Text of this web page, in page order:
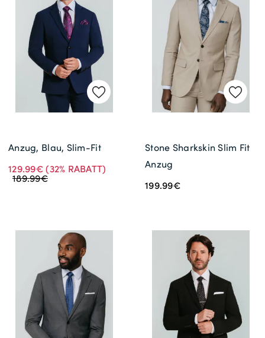
Gratisversand *
Anzug, Blau, Slim-Fit
129.99€(32% RABATT)
189.99€
Stone Sharkskin Slim Fit
Anzug
199.99€